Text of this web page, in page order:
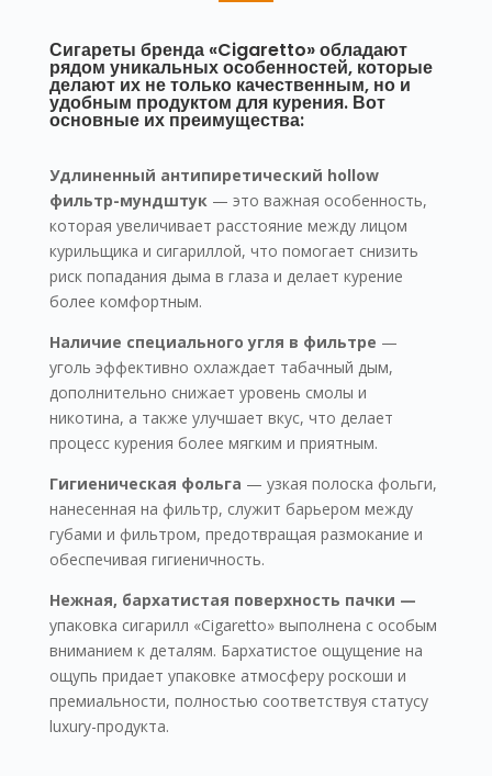
Сигареты бренда «Cigaretto» обладают
рядом уникальных особенностей, которые
делают их не только качественным, но и
удобным продуктом для курения. Вот
основные их преимущества:
Удлиненный антипиретический hollow
фильтр-мундштук— это важная особенность,
которая увеличивает расстояние между лицом
курильщика и сигариллой, что помогает снизить
риск попадания дыма в глаза и делает курение
более комфортным.
Наличие специального угля в фильтре —
уголь эффективно охлаждает табачный дым,
дополнительно снижает уровень смолы и
никотина, а также улучшает вкус, что делает
процесс курения более мягким и приятным.
Гигиеническая фольга — узкая полоска фольги,
нанесенная на фильтр, служит барьером между
губами и фильтром, предотвращая размокание и
обеспечивая гигиеничность.
Нежная, бархатистая поверхность пачки —
упаковка сигарилл «Cigaretto» выполнена с особым
вниманием к деталям. Бархатистое ощущение на
ощупь придает упаковке атмосферу роскоши и
премиальности, полностью соответствуя статусу
luxury-продукта.